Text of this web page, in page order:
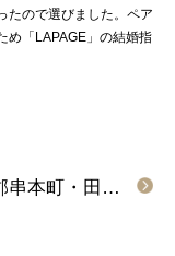
たので選びました。ペア
め 「LAPAGE」 の結婚指
東牟婁郡串本町・田辺市からご来店「Pilot Bridal」の結婚指輪をご成約頂きました！